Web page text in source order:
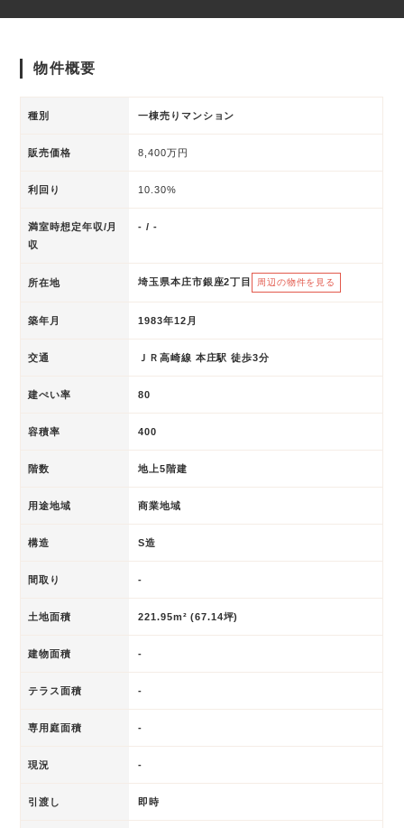
物件概要
種別 一棟売りマンション
販売価格 8,400万円
利回り 10.30%
満室時想定年収/月
収
- / -
所在地 埼玉県本庄市銀座2丁目 周辺の物件を見る
築年月 1983年12月
交通 ＪＲ高崎線 本庄駅 徒歩3分
建ぺい率 80
容積率 400
階数 地上5階建
用途地域 商業地域
構造 S造
間取り -
土地面積 221.95m² (67.14坪)
建物面積 -
テラス面積 -
専用庭面積 -
現況 -
引渡し 即時